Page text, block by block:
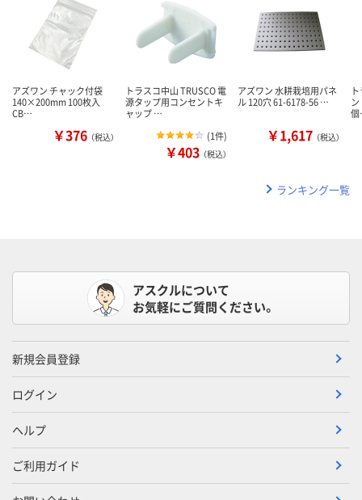
アズワン チャック付袋
140×200mm 100枚入
CB…
￥376 （税込）
トラスコ中山 TRUSCO 電
源タップ用コンセントキ
ャップ …
(1件)
￥403 （税込）
アズワン 水耕栽培用パネ
ル 120穴 61-6178-56 …
￥1,617 （税込）
ランキング一覧
アスクルについて
お気軽にご質問ください。
新規会員登録
ログイン
ヘルプ
ご利用ガイド